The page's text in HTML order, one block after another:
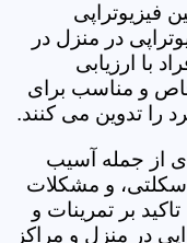
فیزیوتراپی
در منزل در
با ارزیابی
و مناسب برای
را تدوین می کنند.
از جمله آسیب
و مشکلات
بر تمرینات و
در منزل و مراکز